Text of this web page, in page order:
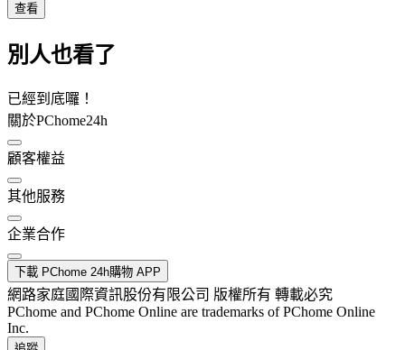
查看
別人也看了
已經到底囉！
關於PChome24h
顧客權益
其他服務
企業合作
下載 PChome 24h購物 APP
網路家庭國際資訊股份有限公司 版權所有 轉載必究
PChome and PChome Online are trademarks of PChome Online
Inc.